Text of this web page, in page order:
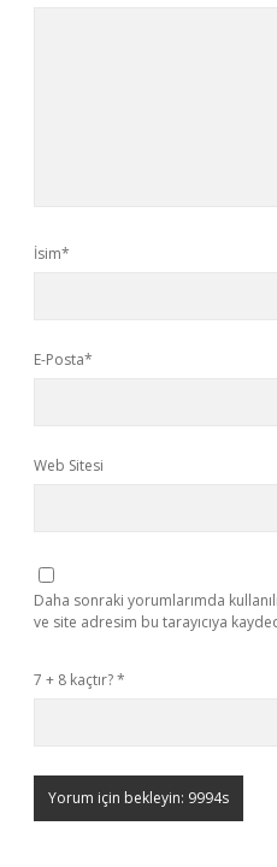
İsim*
E-Posta*
Web Sitesi
Daha sonraki yorumlarımda
ve site adresim bu tarayıcıya
7 + 8 kaçtır?*